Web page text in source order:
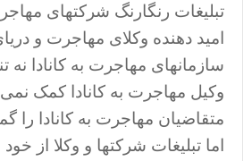
تبلیغات رنگارنگ شرکتهای
امید دهنده وکلای مهاجرت و
سازمانهای مهاجرت به کانادا نه
وکیل مهاجرت به کانادا کمک
متقاضیان مهاجرت به کانادا را
اما تبلیغات شرکتها و وکلا از خود